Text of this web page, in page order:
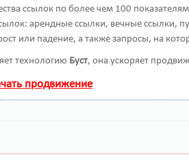
ссылок по более чем 100
арендные ссылки, вечные ссылки,
или падение, а также запросы, на
технологию Буст, она ускоряет
продвижение